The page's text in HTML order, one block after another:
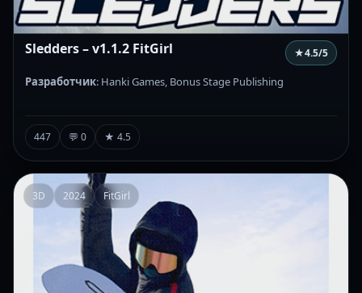
Sledders – v1.1.2 FitGirl ★4.5/5
Разработчик: Hanki Games, Bonus Stage Publishing
447 💬 0 ★ 4.5
3D 2024 FitGirl